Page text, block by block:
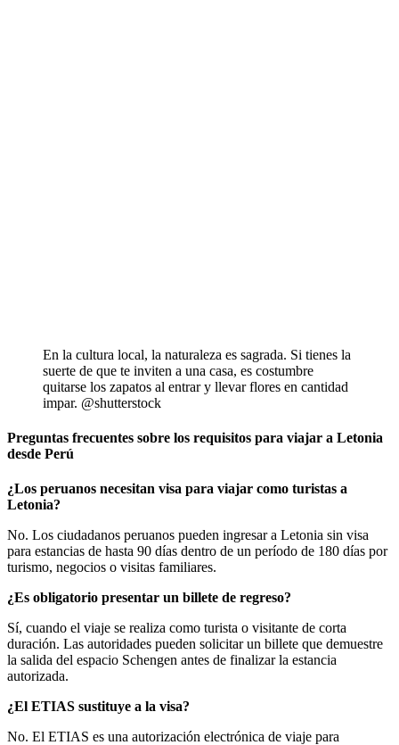
En la cultura local, la naturaleza es sagrada. Si tienes la
suerte de que te inviten a una casa, es costumbre
quitarse los zapatos al entrar y llevar flores en cantidad
impar. @shutterstock
Preguntas frecuentes sobre los requisitos para viajar a Letonia
desde Perú
¿Los peruanos necesitan visa para viajar como turistas a
Letonia?
No. Los ciudadanos peruanos pueden ingresar a Letonia sin visa
para estancias de hasta 90 días dentro de un período de 180 días por
turismo, negocios o visitas familiares.
¿Es obligatorio presentar un billete de regreso?
Sí, cuando el viaje se realiza como turista o visitante de corta
duración. Las autoridades pueden solicitar un billete que demuestre
la salida del espacio Schengen antes de finalizar la estancia
autorizada.
¿El ETIAS sustituye a la visa?
No. El ETIAS es una autorización electrónica de viaje para